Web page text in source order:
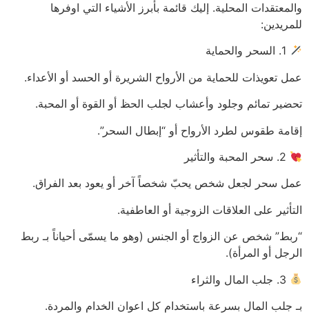
والمعتقدات المحلية. إليك قائمة بأبرز الأشياء التي اوفرها
للمريدين:
عمل تعويذات للحماية من الأرواح الشريرة أو الحسد أو الأعداء.
تحضير تمائم وجلود وأعشاب لجلب الحظ أو القوة أو المحبة.
إقامة طقوس لطرد الأرواح أو “إبطال السحر”.
عمل سحر لجعل شخص يحبّ شخصاً آخر أو يعود بعد الفراق.
التأثير على العلاقات الزوجية أو العاطفية.
“ربط” شخص عن الزواج أو الجنس (وهو ما يسمّى أحياناً بـ ربط
الرجل أو المرأة).
بـ جلب المال بسرعة باستخدام كل اعوان الخدام والمردة.